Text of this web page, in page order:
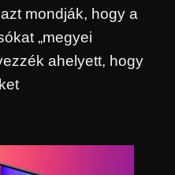
mondják, hogy a
„megyei
ahelyett, hogy